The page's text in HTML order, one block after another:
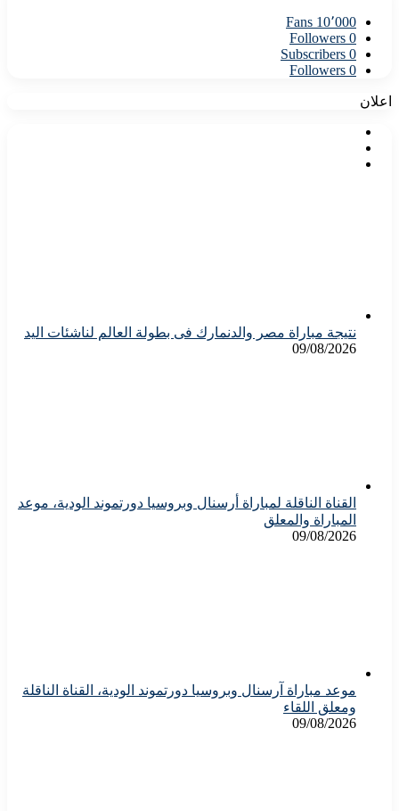
10٬000 Fans
0
Followers
0
Subscribers
0
Followers
اعلان
نتيجة مباراة مصر والدنمارك فى بطولة العالم لناشئات اليد
09/08/2026
القناة الناقلة لمباراة أرسنال وبروسيا دورتموند الودية، موعد
المباراة والمعلق
09/08/2026
موعد مباراة آرسنال وبروسيا دورتموند الودية، القناة الناقلة
ومعلق اللقاء
09/08/2026